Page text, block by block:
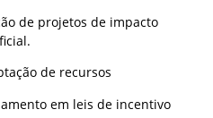
de projetos de impacto
de recursos
em leis de incentivo